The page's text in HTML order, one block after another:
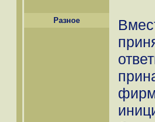
Разное